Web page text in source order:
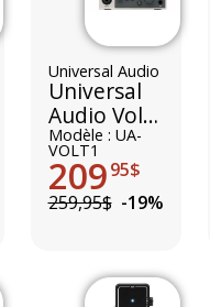
Universal Audio
Universal
Audio Volt
1
Modèle : UA-
VOLT1
20995$
259,95$ -19%